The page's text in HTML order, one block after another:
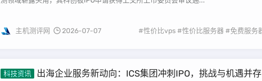
主机测评网 2026-07-07 #性价比vps #性价比服务器 #免费服务
科技资讯 出海企业服务新动向：ICS集团冲刺IPO，挑战与机遇并存